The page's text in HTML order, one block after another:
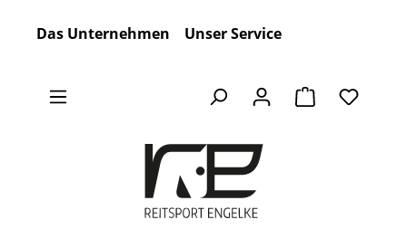
Das Unternehmen Unser Service
Warenkorb